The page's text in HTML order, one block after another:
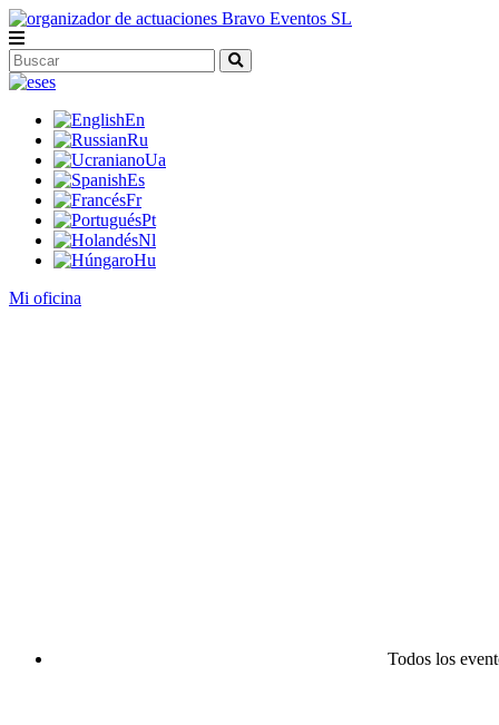
es
En
Ru
Ua
Es
Fr
Pt
Nl
Hu
Mi oficina
Todos los